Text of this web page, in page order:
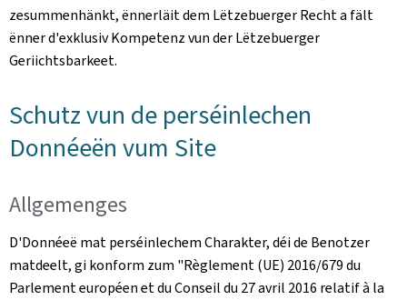
zesummenhänkt, ënnerläit dem Lëtzebuerger Recht a fält
ënner d'exklusiv Kompetenz vun der Lëtzebuerger
Geriichtsbarkeet.
Schutz vun de perséinlechen
Donnéeën vum Site
Allgemenges
D'Donnéeë mat perséinlechem Charakter, déi de Benotzer
matdeelt, gi konform zum "Règlement (UE) 2016/679 du
Parlement européen et du Conseil du 27 avril 2016 relatif à la